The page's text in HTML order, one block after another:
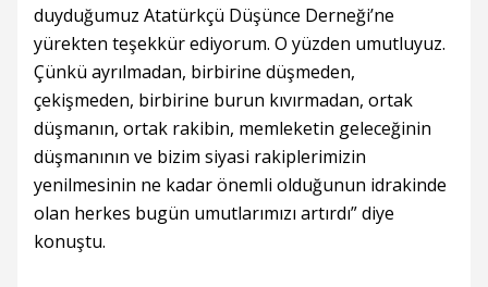
duyduğumuz Atatürkçü Düşünce Derneği’ne
yürekten teşekkür ediyorum. O yüzden umutluyuz.
Çünkü ayrılmadan, birbirine düşmeden,
çekişmeden, birbirine burun kıvırmadan, ortak
düşmanın, ortak rakibin, memleketin geleceğinin
düşmanının ve bizim siyasi rakiplerimizin
yenilmesinin ne kadar önemli olduğunun idrakinde
olan herkes bugün umutlarımızı artırdı” diye
konuştu.